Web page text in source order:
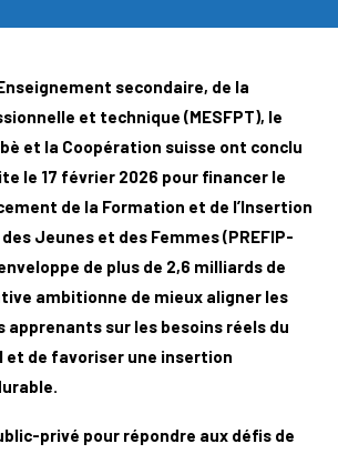
secondaire, de la
et technique (MESFPT), le
et la Coopération suisse ont conclu
le 17 février 2026 pour financer le
de la Formation et de l’Insertion
Jeunes et des Femmes (PREFIP-
de plus de 2,6 milliards de
ambitionne de mieux aligner les
apprenants sur les besoins réels du
et de favoriser une insertion
privé pour répondre aux défis de